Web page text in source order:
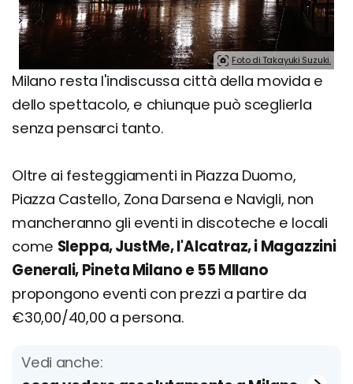
Foto di Takayuki Suzuki.
Milano resta l'indiscussa città della movida e
dello spettacolo, e chiunque può sceglierla
senza pensarci tanto.
Oltre ai festeggiamenti in Piazza Duomo,
Piazza Castello, Zona Darsena e Navigli, non
mancheranno gli eventi in discoteche e locali
come Sleppa, JustMe, l'Alcatraz, i Magazzini
Generali, Pineta Milano e 55 MIlano
propongono eventi con prezzi a partire da
€30,00/40,00 a persona.
Vedi anche: